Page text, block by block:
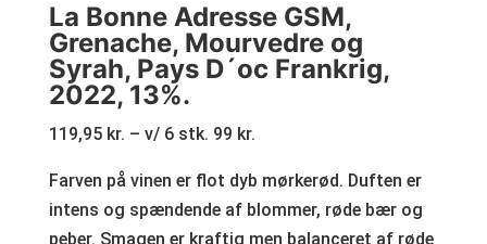
La Bonne Adresse GSM,
Grenache, Mourvedre og
Syrah, Pays D´oc Frankrig,
2022, 13%.
119,95 kr. – v/ 6 stk. 99 kr.
Farven på vinen er flot dyb mørkerød. Duften er
intens og spændende af blommer, røde bær og
peber. Smagen er kraftig men balanceret af røde